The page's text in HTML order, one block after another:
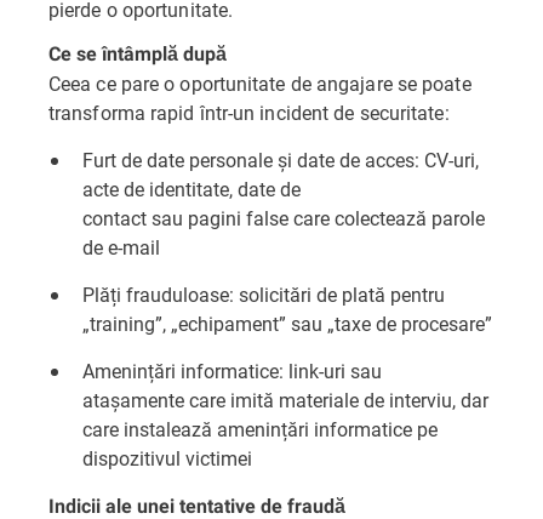
pierde o oportunitate.
Ce se întâmplă după
Ceea ce pare o oportunitate de angajare se poate
transforma rapid într-un incident de securitate:
Furt de date personale și date de acces: CV-uri,
acte de identitate, date de
contact sau pagini false care colectează parole
de e-mail
Plăți frauduloase: solicitări de plată pentru
„training”, „echipament” sau „taxe de procesare”
Amenințări informatice: link-uri sau
atașamente care imită materiale de interviu, dar
care instalează amenințări informatice pe
dispozitivul victimei
Indicii ale unei tentative de fraudă